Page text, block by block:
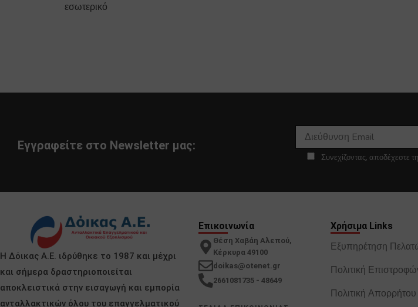
εσωτερικό
Εγγραφείτε στο Newsletter μας:
Συνεχίζοντας, αποδέχεστε
Η Δόικας Α.Ε. ιδρύθηκε το 1987 και μέχρι
και σήμερα δραστηριοποιείται
αποκλειστικά στην εισαγωγή και εμπορία
ανταλλακτικών όλου του επαγγελματικού
Επικοινωνία
Θέση Χαβάη Αλεπού,
Κέρκυρα 49100
doikas@otenet.gr
2661081735 - 48649
Χρήσιμα Links
Εξυπηρέτηση
Πολιτική
Πολιτική Απορρήτου